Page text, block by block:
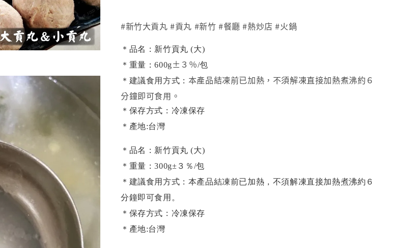
#新竹大貢丸 #貢丸 #新竹 #餐廳 #熱炒店 #火鍋
＊品名：新竹貢丸 (大)
＊重量：600g±３％/包
＊建議食用方式： 本產品結凍前已加熱，不須解凍直接加熱煮沸約６
分鐘即可食用。
＊保存方式：冷凍保存
＊產地:台灣
＊品名：新竹貢丸 (大)
＊重量：300g±３％/包
＊建議食用方式： 本產品結凍前已加熱，不須解凍直接加熱煮沸約６
分鐘即可食用。
＊保存方式：冷凍保存
＊產地:台灣